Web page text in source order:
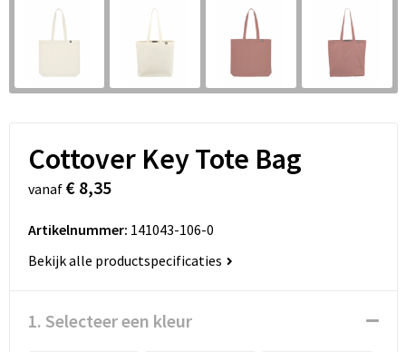
Cottover Key Tote Bag
vanaf € 8,35
Artikelnummer: 141043-106-0
Bekijk alle productspecificaties
1. Selecteer een kleur